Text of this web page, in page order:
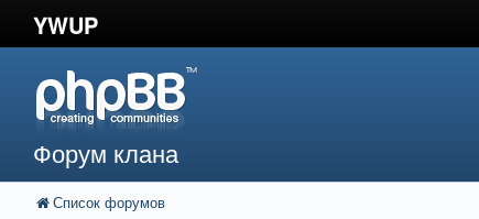
YWUP
Форум клана
Список форумов